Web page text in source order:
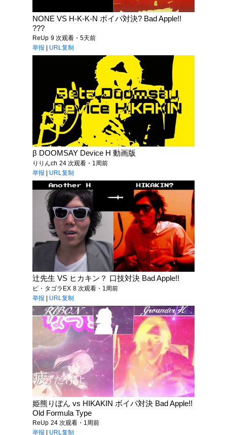
NONE VS H-K-K-N ボイパ対決? Bad Apple!!
???
ReUp 9 次观看・5天前
举报
URL复制
β DOOMSAY Device H 動画版
りりんch 24 次观看・1周前
举报
URL复制
辻先生 VS ヒカキン？ 口技対決 Bad Apple!!
ピ・タゴラEX 8 次观看・1周前
举报
URL复制
姫熊りぼん vs HIKAKIN ボイパ対決 Bad Apple!!
Old Formula Type
ReUp 24 次观看・1周前
举报
URL复制